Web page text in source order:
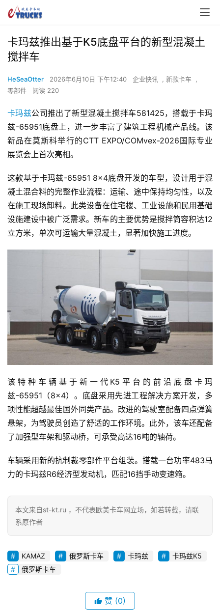
页
家
资
讯
注册
卡玛兹推出基于K5底盘平台的新型混凝土
搅拌车
HeSeaOtter 2026年6月10日 下午12:40 企业快讯 , 新款卡车
,
零部件
阅读 220
卡玛兹公司推出了新型混凝土搅拌车581425，搭载于卡玛
兹-65951底盘上，进一步丰富了建筑工程机械产品线。该
新品在莫斯科举行的CTT EXPO/COMvex-2026国际专业
展览会上首次亮相。
这款基于卡玛兹-65951 8×4底盘开发的车型，设计用于混
凝土混合料的完整作业流程：运输、途中保持均匀性，以及
在施工现场卸料。此类设备在住宅楼、工业设施和民用基础
设施建设中被广泛需求。新车的主要优势是搅拌筒容积达12
立方米，单次可运输大量混凝土，显著加快施工进度。
该特种车辆基于新一代K5平台的前沿底盘卡玛
兹-65951（8×4）。底盘采用先进工程解决方案开发，多
项性能超越最佳国外同类产品。改进的驾驶室配备四点弹簧
悬架，为驾驶员创造了舒适的工作环境。此外，该车还配备
了加强型车架和驱动桥，可承受高达16吨的轴荷。
车辆采用新的抗制裁零部件平台组装。搭载一台功率483马
力的卡玛兹R6经济型发动机，匹配16挡手动变速箱。
本文来自st-kt.ru ，不代表欧美卡车网立场，如若转载，请联
系原作者
KAMAZ 俄罗斯卡车 卡玛兹
卡玛兹K5
俄罗斯卡车
赞 (0)